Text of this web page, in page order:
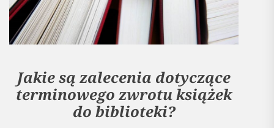
Jakie są zalecenia dotyczące
terminowego zwrotu książek
do biblioteki?